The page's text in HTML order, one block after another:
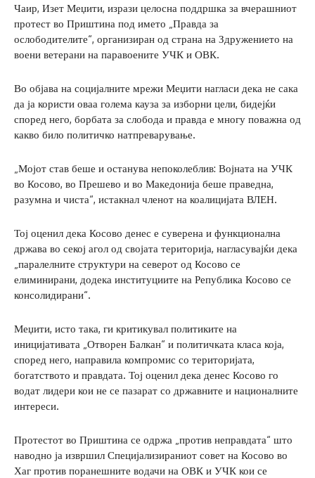
Чаир, Изет Меџити, изрази целосна поддршка за вчерашниот
протест во Приштина под името „Правда за
ослободителите“, организиран од страна на Здружението на
воени ветерани на паравоените УЧК и ОВК.
Во објава на социјалните мрежи Меџити нагласи дека не сака
да ја користи оваа голема кауза за изборни цели, бидејќи
според него, борбата за слобода и правда е многу поважна од
какво било политичко натпреварување.
„Мојот став беше и останува непоколеблив: Војната на УЧК
во Косово, во Прешево и во Македонија беше праведна,
разумна и чиста“, истакнал членот на коалицијата ВЛЕН.
Тој оценил дека Косово денес е суверена и функционална
држава во секој агол од својата територија, нагласувајќи дека
„паралелните структури на северот од Косово се
елиминирани, додека институциите на Република Косово се
консолидирани“.
Меџити, исто така, ги критикувал политиките на
иницијативата „Отворен Балкан“ и политичката класа која,
според него, направила компромис со територијата,
богатството и правдата. Тој оценил дека денес Косово го
водат лидери кои не се пазарат со државните и националните
интереси.
Протестот во Приштина се одржа „против неправдата“ што
наводно ја извршил Специјализираниот совет на Косово во
Хаг против поранешните водачи на ОВК и УЧК кои се